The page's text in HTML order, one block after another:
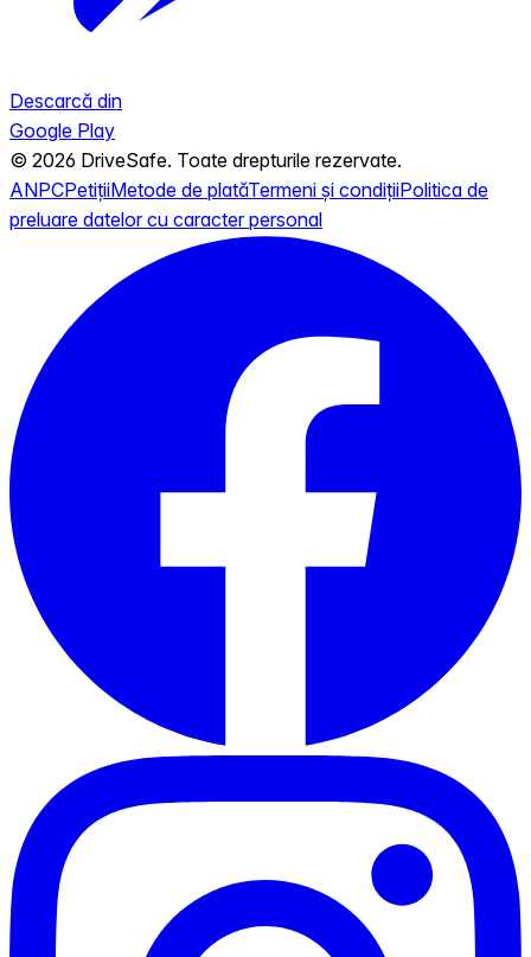
Descarcă din
Google Play
© 2026 DriveSafe. Toate drepturile rezervate.
ANPCPetițiiMetode de platăTermeni și condițiiPolitica de
preluare datelor cu caracter personal